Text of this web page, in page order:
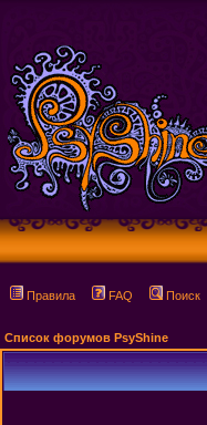
Правила FAQ Поиск
Список форумов PsyShine